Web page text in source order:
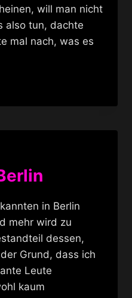
will man nicht
also tun, dachte
mal nach, was es
in Berlin
mehr wird zu
dessen,
Grund, dass ich
Leute
kaum